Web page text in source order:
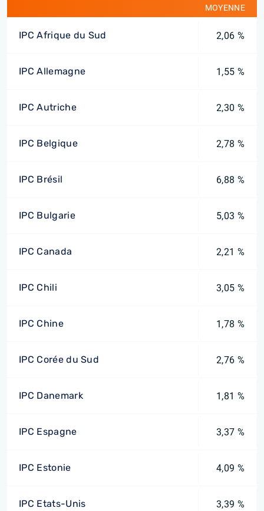
MOYENNE
IPC Afrique du Sud 2,06 %
IPC Allemagne 1,55 %
IPC Autriche 2,30 %
IPC Belgique 2,78 %
IPC Brésil 6,88 %
IPC Bulgarie 5,03 %
IPC Canada 2,21 %
IPC Chili 3,05 %
IPC Chine 1,78 %
IPC Corée du Sud 2,76 %
IPC Danemark 1,81 %
IPC Espagne 3,37 %
IPC Estonie 4,09 %
IPC Etats-Unis 3,39 %